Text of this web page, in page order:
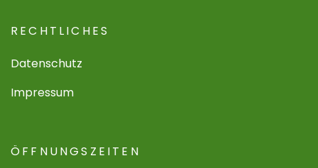
RECHTLICHES
Datenschutz
Impressum
ÖFFNUNGSZEITEN